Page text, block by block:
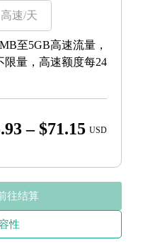
速/天
至5GB高速流量，
限量，高速额度每24
– $71.15Price
$5.93
through
$71.15
USD
往结算
性